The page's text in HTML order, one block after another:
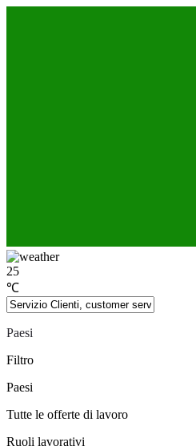
25
℃
Paesi
Filtro
Paesi
Tutte le offerte di lavoro
Ruoli lavorativi